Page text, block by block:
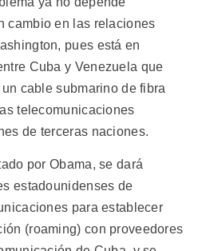
cambio en las relaciones
pues está en
Cuba y Venezuela que
cable submarino de fibra
telecomunicaciones
de terceras naciones.
por Obama, se dará
estadounidenses de
para establecer
(roaming) con proveedores